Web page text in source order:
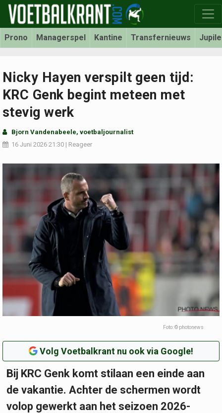
Prono Managerspel Kantine Transfernieuws
Nicky Hayen verspilt geen tijd:
KRC Genk begint meteen met
stevig werk
Bjorn Vandenabeele, voetbaljournalist
16 Juni 2026 21:30 | Reageer
Foto: © photonews
Volg Voetbalkrant nu ook via Google!
Bij KRC Genk komt stilaan een einde aan
de vakantie. Achter de schermen wordt
volop gewerkt aan het seizoen 2026-